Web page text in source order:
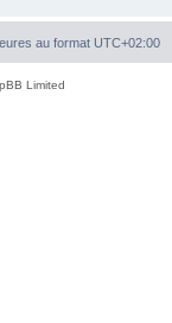
au format UTC+02:00
Limited